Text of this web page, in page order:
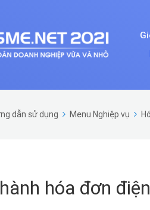
dẫn sử dụng Menu Nghiệp vụ
hóa đơn